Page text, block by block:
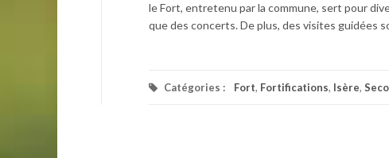
le Fort, entretenu par la commune, sert pour
que des concerts. De plus, des visites guidées
Catégories : Fort, Fortifications, Isère,